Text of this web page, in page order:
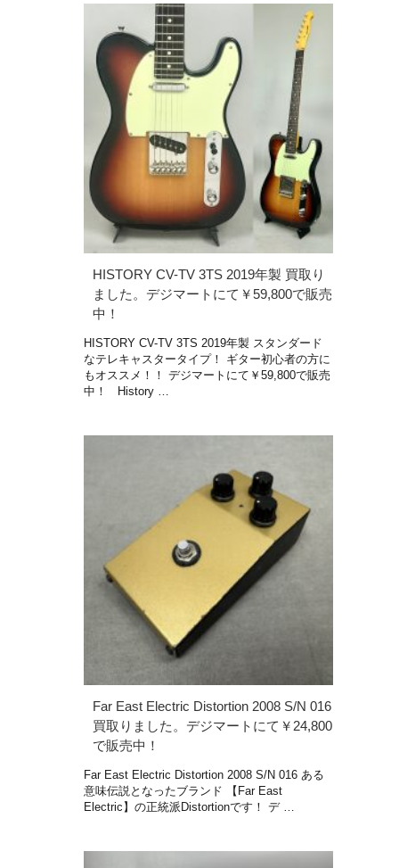
HISTORY CV-TV 3TS 2019年製 買取り
ました。デジマートにて￥59,800で販売
中！
HISTORY CV-TV 3TS 2019年製 スタンダード
なテレキャスタータイプ！ ギター初心者の方に
もオススメ！！ デジマートにて￥59,800で販売
中！ History …
Far East Electric Distortion 2008 S/N 016
買取りました。デジマートにて￥24,800
で販売中！
Far East Electric Distortion 2008 S/N 016 ある
意味伝説となったブランド 【Far East
Electric】の正統派Distortionです！ デ …